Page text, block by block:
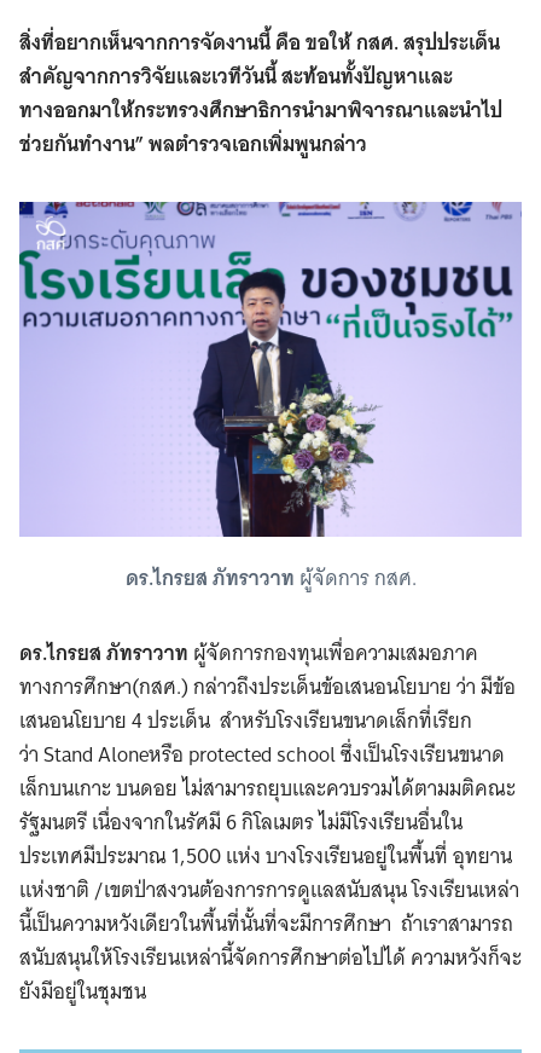
สิ่งที่อยากเห็นจากการจัดงานนี้ คือ ขอให้ กสศ. สรุปประเด็น
สำคัญจากการวิจัยและเวทีวันนี้ สะท้อนทั้งปัญหาและ
ทางออกมาให้กระทรวงศึกษาธิการนำมาพิจารณาและนำไป
ช่วยกันทำงาน” พลตำรวจเอกเพิ่มพูนกล่าว
ดร.ไกรยส ภัทราวาท ผู้จัดการ กสศ.
ดร.ไกรยส ภัทราวาท ผู้จัดการกองทุนเพื่อความเสมอภาค
ทางการศึกษา(กสศ.) กล่าวถึงประเด็นข้อเสนอนโยบาย ว่า มีข้อ
เสนอนโยบาย 4 ประเด็น สำหรับโรงเรียนขนาดเล็กที่เรียก
ว่า Stand Aloneหรือ protected school ซึ่งเป็นโรงเรียนขนาด
เล็กบนเกาะ บนดอย ไม่สามารถยุบและควบรวมได้ตามมติคณะ
รัฐมนตรี เนื่องจากในรัศมี 6 กิโลเมตร ไม่มีโรงเรียนอื่นใน
ประเทศมีประมาณ 1,500 แห่ง บางโรงเรียนอยู่ในพื้นที่ อุทยาน
แห่งชาติ /เขตป่าสงวนต้องการการดูแลสนับสนุน โรงเรียนเหล่า
นี้เป็นความหวังเดียวในพื้นที่นั้นที่จะมีการศึกษา ถ้าเราสามารถ
สนับสนุนให้โรงเรียนเหล่านี้จัดการศึกษาต่อไปได้ ความหวังก็จะ
ยังมีอยู่ในชุมชน